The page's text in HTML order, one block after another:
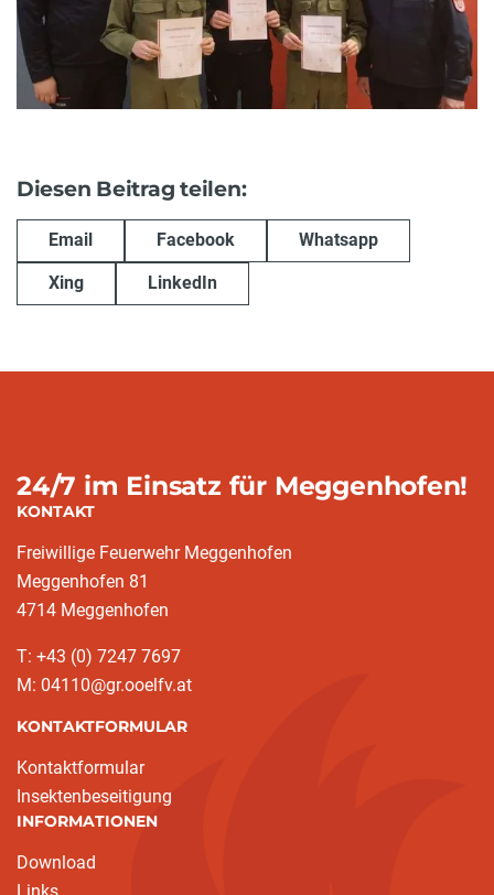
Diesen Beitrag teilen:
Email Facebook Whatsapp
Xing LinkedIn
24/7 im Einsatz für Meggenhofen!
KONTAKT
Freiwillige Feuerwehr Meggenhofen
Meggenhofen 81
4714 Meggenhofen
T: +43 (0) 7247 7697
M: 04110@gr.ooelfv.at
KONTAKTFORMULAR
Kontaktformular
Insektenbeseitigung
INFORMATIONEN
Download